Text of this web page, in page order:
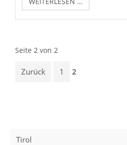
BUNDESLIGA
Seite 2 von 2
Zurück 1 2
Tirol